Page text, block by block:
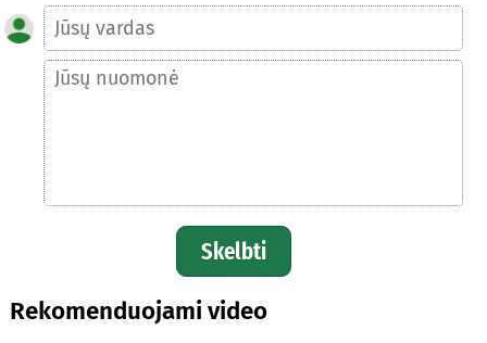
Skelbti
Rekomenduojami video